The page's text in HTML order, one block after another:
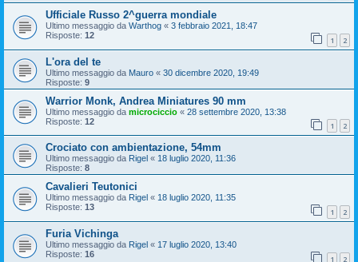
Ufficiale Russo 2^guerra mondiale
Ultimo messaggio da Warthog « 3 febbraio 2021, 18:47
Risposte: 12 1 2
L'ora del te
Ultimo messaggio da Mauro « 30 dicembre 2020, 19:49
Risposte: 9
Warrior Monk, Andrea Miniatures 90 mm
Ultimo messaggio da microciccio « 28 settembre 2020, 13:38
Risposte: 12 1 2
Crociato con ambientazione, 54mm
Ultimo messaggio da Rigel « 18 luglio 2020, 11:36
Risposte: 8
Cavalieri Teutonici
Ultimo messaggio da Rigel « 18 luglio 2020, 11:35
Risposte: 13 1 2
Furia Vichinga
Ultimo messaggio da Rigel « 17 luglio 2020, 13:40
Risposte: 16 1 2